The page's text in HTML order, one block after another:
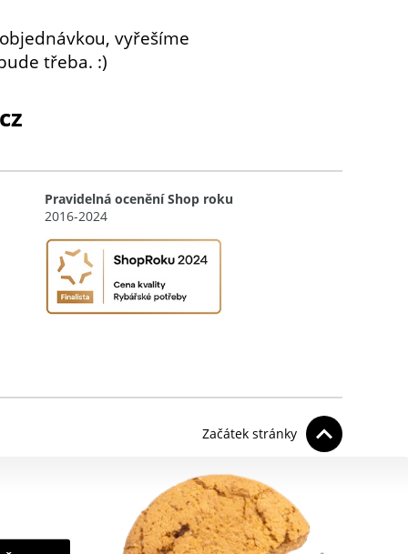
vyřešíme
třeba. :)
Pravidelná ocenění Shop roku
2016-2024
Začátek stránky